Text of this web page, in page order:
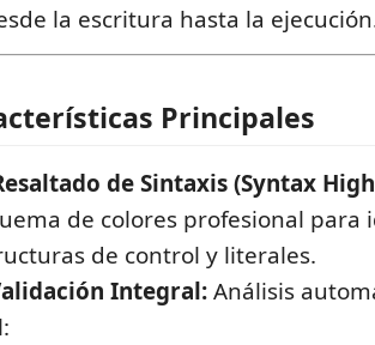
la escritura hasta la
Principales
de Sintaxis (Syntax
de colores profesional para
de control y literales.
Integral:Análisis